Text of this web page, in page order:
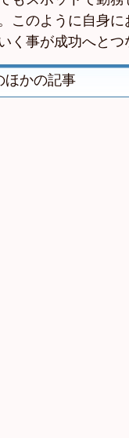
このように自身
く事が成功へとつ
ほかの記事